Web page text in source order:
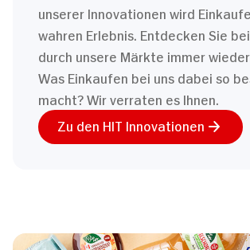
unserer Innovationen wird
wahren Erlebnis. Entdecken Sie
durch unsere Märkte immer wieder
Was Einkaufen bei uns dabei so
macht? Wir verraten es Ihnen.
Zu den HIT Innovationen